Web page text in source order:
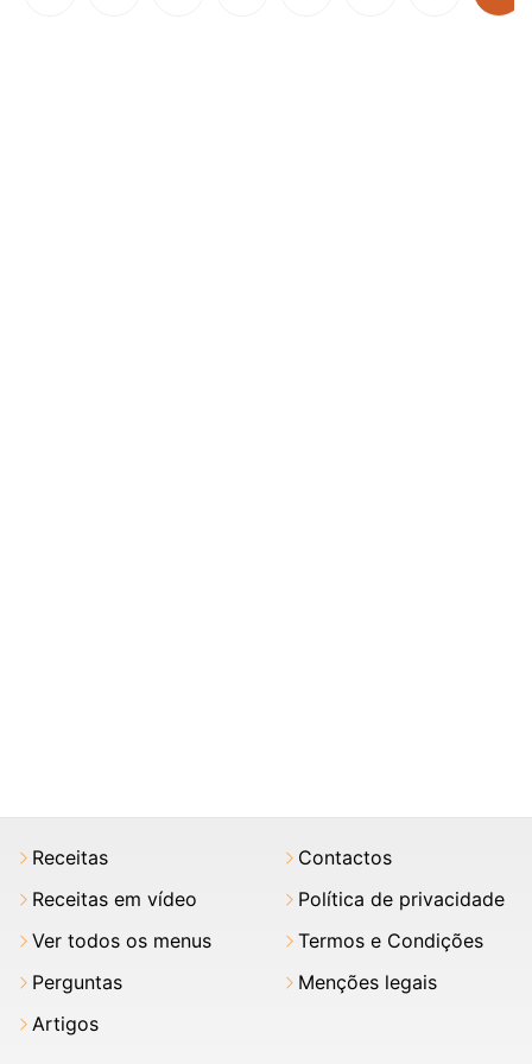
Receitas
Receitas em vídeo
Ver todos os menus
Perguntas
Artigos
Contactos
Política de privacidade
Termos e Condições
Menções legais